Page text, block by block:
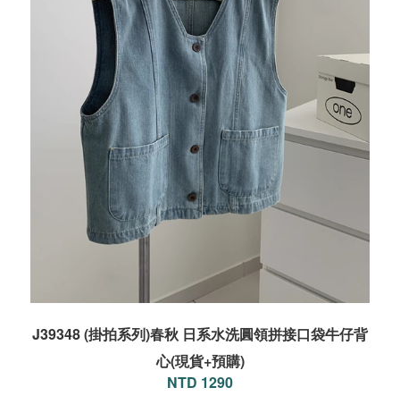
J39348 (掛拍系列)春秋 日系水洗圓領拼接口袋牛仔背
心(現貨+預購)
NTD 1290